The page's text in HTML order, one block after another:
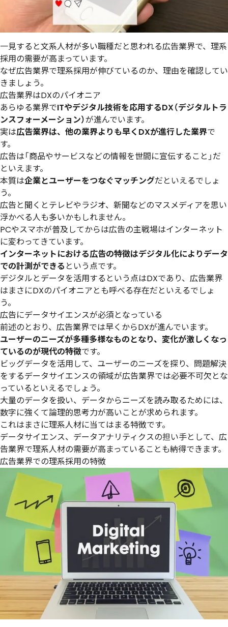
一見すると文系人材が多い職種だと思われる広告業界で、理系
採用の需要が高まっています。
なぜ広告業界で理系採用が伸びているのか、理由を確認してい
きましょう。
広告業界はDXのパイオニア
あらゆる業界でITやデジタル技術を応用するDX（デジタルトラ
ンスフォーメーション）が進んでいます。
実は広告業界は、他の業界よりも早くDXが進行した業界で
す。
広告は「商品やサービスなどの情報を世間に宣伝すること」だ
といえます。
本質は企業とユーザーをつなぐマッチングだといえるでしょ
う。
広告と聞くとテレビやラジオ、新聞などのマスメディアを思い
浮かべる人も多いかもしれません。
PCやスマホが普及してからは広告の主戦場はインターネット
に変わってきています。
インターネットにおける広告の特徴はデジタル化によりデータ
での計測ができる という点です。
デジタルとデータを活用するという点はDXであり、広告業界
はまさにDXのパイオニアとも呼べる存在だといえるでしょ
う。
広告にデータサイエンスが必須となっている
前述のとおり、広告業界では早くからDXが進んでいます。
ユーザーのニーズが多種多様なものとなり、変化が激しくなっ
ているのが現代の特徴です。
ビッグデータを活用して、ユーザーのニーズを探り、問題解決
をするデータサイエンスの領域が広告業界では必要不可欠とな
っているといえるでしょう。
大量のデータを扱い、データからニーズを読み取るためには、
数字に強くて論理的思考力が高いことが求められます。
これはまさに理系人材に当てはまる特徴です。
データサイエンス、データアナリティクスの担い手として、広
告業界で理系人材の需要が高まっていることも納得できます。
広告業界での理系採用の特徴